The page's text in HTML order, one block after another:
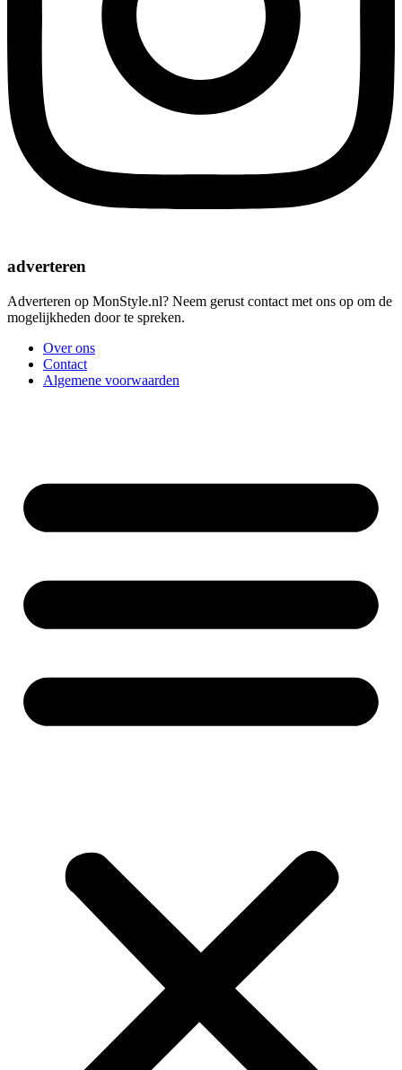
adverteren
Adverteren op MonStyle.nl? Neem gerust contact met ons op om de
mogelijkheden door te spreken.
Over ons
Contact
Algemene voorwaarden